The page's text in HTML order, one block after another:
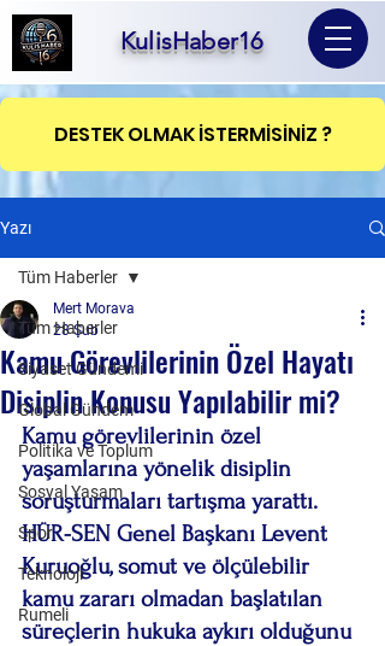
KulisHaber16
DESTEK OLMAK İSTERMİSİNİZ ?
Yazı
Tüm Haberler
Siyaset Gündemi
Global Gündem
Politika ve Toplum
Sosyal Yaşam
Spor
Teknoloji
Rumeli
Tüm Haberler
Kamu Görevlilerinin Özel Hayatı
Disiplin Konusu Yapılabilir mi?
Mert Morava
28 Şub
Kamu görevlilerinin özel
yaşamlarına yönelik disiplin
soruşturmaları tartışma yarattı.
HÜR-SEN Genel Başkanı Levent
Kuruoğlu, somut ve ölçülebilir
kamu zararı olmadan başlatılan
süreçlerin hukuka aykırı olduğunu